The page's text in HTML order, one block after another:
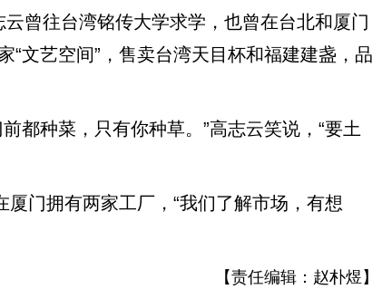
曾往台湾铭传大学求学，也曾在台北和厦门
文艺空间”，售卖台湾天目杯和福建建盏，品
种菜，只有你种草。”高志云笑说，“要土
门拥有两家工厂，“我们了解市场，有想
【责任编辑： 赵朴煜 】